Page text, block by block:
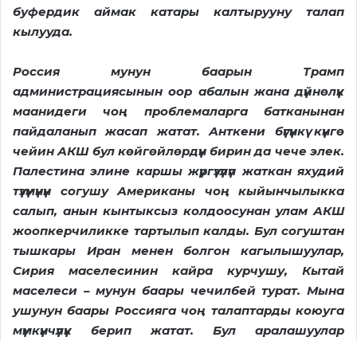
буфердик аймак катары калтырууну талап
кылууда.
Россия мунун баарын Трамп
администрациясынын оор абалын жана дүйнөлүк
маанидеги чоң проблемаларга батканынан
пайдаланып жасап жатат. Анткени бүгүнкү күнгө
чейин АКШ бул көйгөйлөрдүн бирин да чече элек.
Палестина элине каршы жүргүзүлүп жаткан яхудий
түзүмүнүн согушу Американы чоң кыйынчылыкка
салып, анын кынтыксыз колдоосунан улам АКШ
жоопкерчиликке тартылып калды. Бул согуштан
тышкары Иран менен болгон кагылышуулар,
Сирия маселесинин кайра курчушу, Кытай
маселеси – мунун баары чечилбей турат. Мына
ушунун баары Россияга чоң талаптарды коюуга
мүмкүнчүлүк берип жатат. Бул аралашуулар